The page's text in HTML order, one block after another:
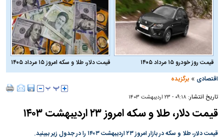
قیمت روز خودرو ۱۵ مرداد ۱۴۰۵
قیمت دلار، طلا و سکه امروز ۱۵ مرداد ۱۴۰۵
اقتصادی »برگزیده
تاریخ انتشار: ۰۹:۱۸ - ۲۳ ارديبهشت ۱۴۰۳
قیمت دلار، طلا و سکه امروز ۲۳ اردیبهشت ۱۴۰۳
قیمت دلار، طلا و سکه در بازار امروز ۲۳ اردیبهشت ۱۴۰۳ را در جدول زیر ببینید.